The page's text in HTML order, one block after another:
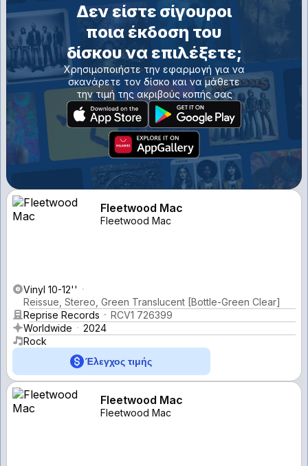
Δεν είστε σίγουροι
ποια έκδοση του
δίσκου να επιλέξετε;
Χρησιμοποιήστε την εφαρμογή για να
σκανάρετε τον δίσκο και να μάθετε
την τιμή της ακριβούς κοπής σας
Fleetwood Mac
Fleetwood Mac
Vinyl 10-12''
Reissue, Stereo, Green Translucent [Bottle-Green Clear]
Reprise Records
RCV1 726399
Worldwide
2024
Rock
Έλεγχος τιμής
Fleetwood Mac
Fleetwood Mac